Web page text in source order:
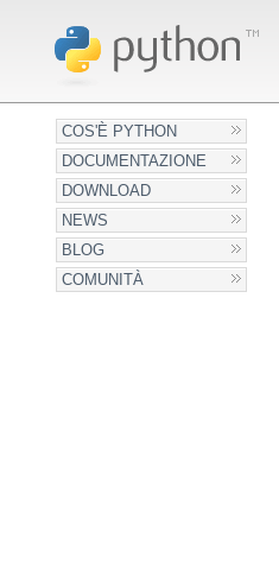
COS'È PYTHON
DOCUMENTAZIONE
DOWNLOAD
NEWS
BLOG
COMUNITÀ